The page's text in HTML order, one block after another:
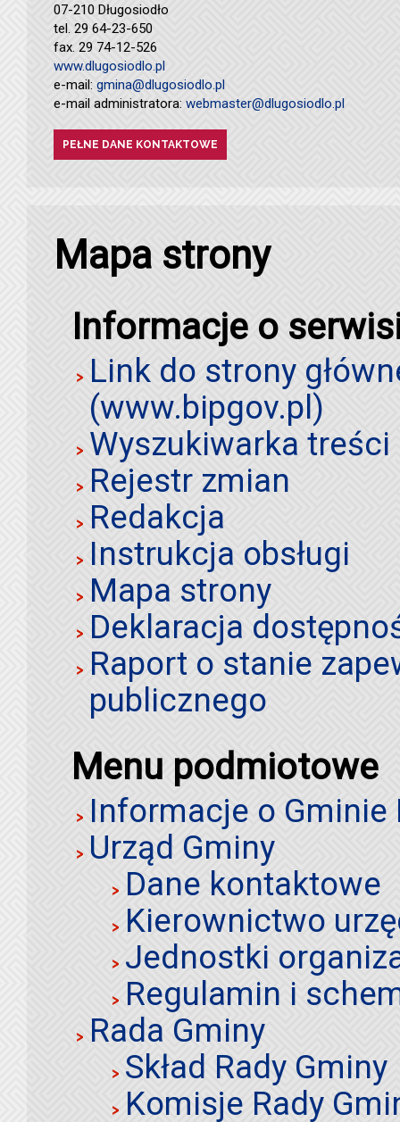
07-210 Długosiodło
tel. 29 64-23-650
fax. 29 74-12-526
www.dlugosiodlo.pl
e-mail: gmina@dlugosiodlo.pl
e-mail administratora: webmaster@dlugosiodlo.pl
PEŁNE DANE KONTAKTOWE
Mapa strony
Informacje o
Link do strony
(www.bipgov.pl)
Wyszukiwarka
Rejestr zmian
Redakcja
Instrukcja obsługi
Mapa strony
Deklaracja
Raport o stanie
publicznego
Menu podmiotowe
Informacje o Gminie
Urząd Gminy
Dane kontaktowe
Kierownictwo
Jednostki
Regulamin i
Rada Gminy
Skład Rady Gminy
Komisje Rady